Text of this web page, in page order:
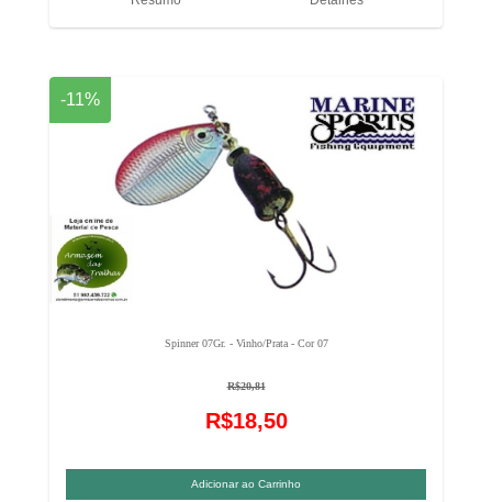
-11%
Spinner 07Gr. - Vinho/Prata - Cor 07
R$20,81
R$18,50